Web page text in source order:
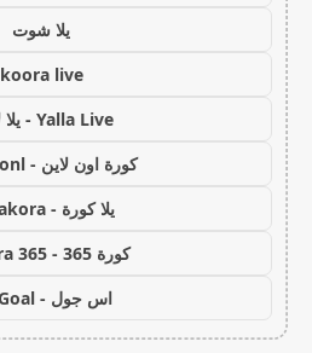
يلا شوت
koora live
Yalla Live - يلا لايف
كورة اون لاين - koora onl
يلا كورة - yallakora
كورة 365 - kooora 365
اس جول - AS Goal